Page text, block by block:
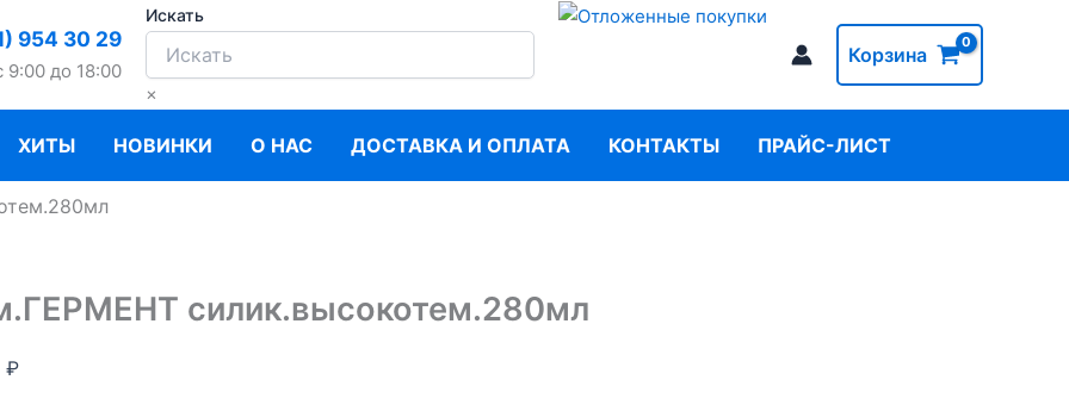
954 30 29
9:00 до 18:00
Искать
×
Корзина
ХИТЫ НОВИНКИ О НАС ДОСТАВКА И ОПЛАТА КОНТАКТЫ ПРАЙС-ЛИСТ
силик.высокотем.280мл
₽